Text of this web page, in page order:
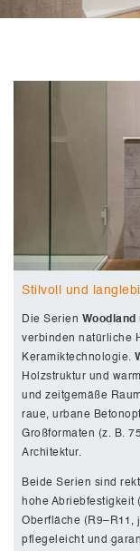
Stilvoll und
Die Serien Woodland
verbinden natürliche
Keramiktechnologie.
Holzstruktur und
und zeitgemäße
raue, urbane
Großformaten (z. B.
Architektur.
Beide Serien sind
hohe Abriebfestigkeit
Oberfläche (R9–R11,
pflegeleicht und